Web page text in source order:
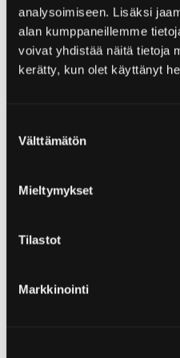
analysoimiseen. Lisäksi
alan kumppaneillemme
voivat yhdistää näitä tietoja
kerätty, kun olet käyttänyt
valinta
Välttämätön
Mieltymykset
Tilastot
Markkinointi
Osallistu
Kerro Poppamiehelle ja
Sähköpostiosoitettasi ei